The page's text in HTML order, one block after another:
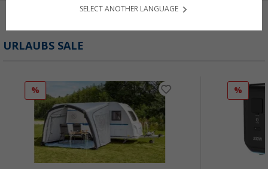
URLAUBS SALE
% %
SELECT ANOTHER LANGUAGE